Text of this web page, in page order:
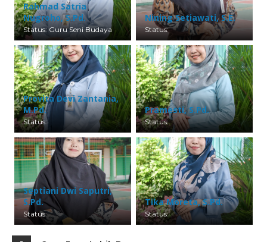
Rahmad Satria
Nugroho, S.Pd.
Status: Guru Seni Budaya
Nining Setiawati, S.E.
Status:
Provita Devi Zantania,
M.Pd.
Status:
Pramesti, S.Pd.
Status:
Septiani Dwi Saputri,
S.Pd.
Status:
Tika Moreta, S.Pd.
Status: